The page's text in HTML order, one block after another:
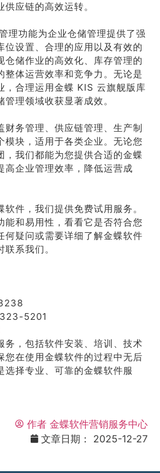
应链的高效运转。
理功能为企业仓储管理提供了强
位设置、合理的应用以及有效的
仓储作业的高效化、库存管理的
整体运营效率和竞争力。无论是
，合理运用金蝶 KIS 云旗舰版库
理领域收获显著成效。
财务管理、供应链管理、生产制
模块，适用于各类企业。无论您
，我们都能为您提供合适的金蝶
高企业管理效率，降低运营成
件，我们提供免费试用服务。
能和易用性，看看它是否符合您
何疑问或需要详细了解金蝶软件
系我们。
5201
务，包括软件安装、培训、技术
您在使用金蝶软件的过程中无后
选择专业、可靠的金蝶软件服
作者 金蝶软件营销服务中心
文章日期：
2025-12-27